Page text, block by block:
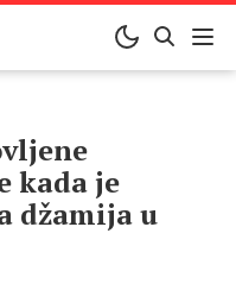
kada je
džamija u